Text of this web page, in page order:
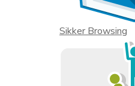
Sikker Browsing